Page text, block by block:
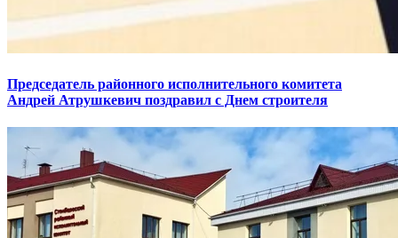
Председатель районного исполнительного комитета
Андрей Атрушкевич поздравил с Днем строителя